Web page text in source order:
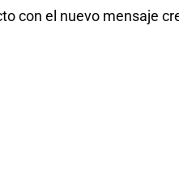
con el nuevo mensaje